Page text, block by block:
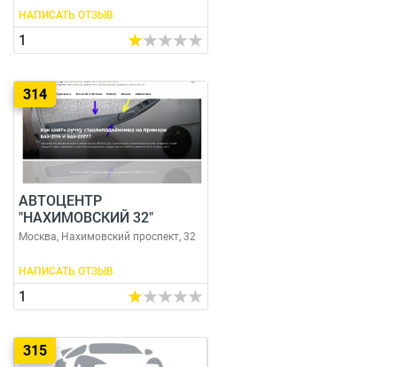
НАПИСАТЬ ОТЗЫВ
1
314
АВТОЦЕНТР
"НАХИМОВСКИЙ 32"
Москва, Нахимовский проспект, 32
НАПИСАТЬ ОТЗЫВ
1
315